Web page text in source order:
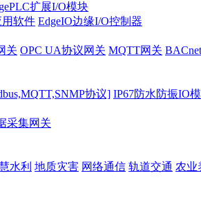
扩展I/O模块
软件 EdgeIO边缘I/O控制器
关 OPC UA协议网关 MQTT网关
协议] IP67防水防振IO
采集网关
水利 地质灾害 网络通信 轨道交通 农业